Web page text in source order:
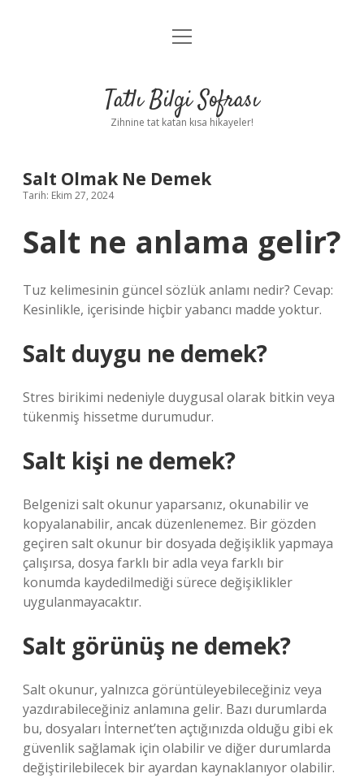
Anasayfa
Yasal Uyarı
menüyü
Tatlı Bilgi Sofrası
Zihnine tat katan kısa hikayeler!
Salt Olmak Ne Demek
Tarih: Ekim 27, 2024
Salt ne anlama gelir?
Tuz kelimesinin güncel sözlük anlamı nedir? Cevap:
Kesinlikle, içerisinde hiçbir yabancı madde yoktur.
Salt duygu ne demek?
Stres birikimi nedeniyle duygusal olarak bitkin veya
tükenmiş hissetme durumudur.
Salt kişi ne demek?
Belgenizi salt okunur yaparsanız, okunabilir ve
kopyalanabilir, ancak düzenlenemez. Bir gözden
geçiren salt okunur bir dosyada değişiklik yapmaya
çalışırsa, dosya farklı bir adla veya farklı bir
konumda kaydedilmediği sürece değişiklikler
uygulanmayacaktır.
Salt görünüş ne demek?
Salt okunur, yalnızca görüntüleyebileceğiniz veya
yazdırabileceğiniz anlamına gelir. Bazı durumlarda
bu, dosyaları İnternet’ten açtığınızda olduğu gibi ek
güvenlik sağlamak için olabilir ve diğer durumlarda
değiştirilebilecek bir ayardan kaynaklanıyor olabilir.